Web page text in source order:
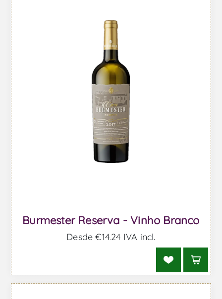
Burmester Reserva - Vinho Branco
Desde €14,24 IVA incl.